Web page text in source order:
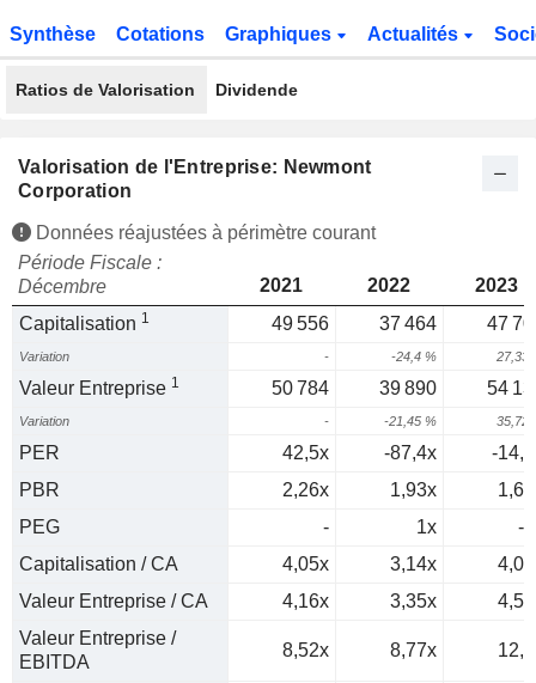
Synthèse Cotations Graphiques Actualités
Ratios de Valorisation Dividende
Valorisation de l'Entreprise: Newmont
Corporation
Données réajustées à périmètre courant
Période Fiscale :
Décembre
2021 2022
2023
Capitalisation 1 49 556 37 464 47
Variation - -24,4 % 27,33
Valeur Entreprise 1 50 784 39 890 54
Variation - -21,45 % 35,72
PER 42,5x -87,4x
-
PBR
2,26x 1,93x
PEG
- 1x
-
Capitalisation / CA
4,05x 3,14x
Valeur Entreprise / CA
4,16x 3,35x
Valeur Entreprise /
EBITDA
8,52x 8,77x